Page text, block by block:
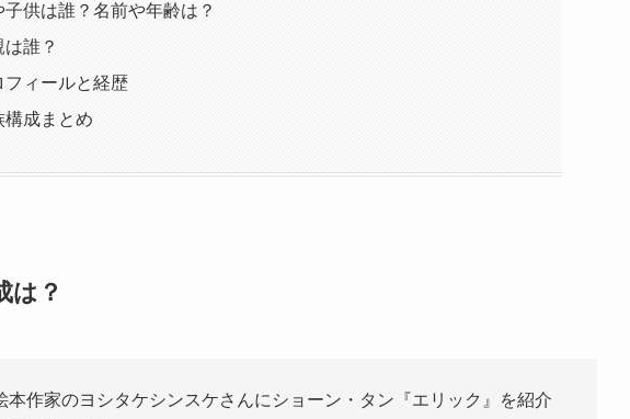
供は誰？名前や年齢は？
誰？
フィールと経歴
構成まとめ
は？
作家のヨシタケシンスケさんにショーン・タン『エリック』を紹介